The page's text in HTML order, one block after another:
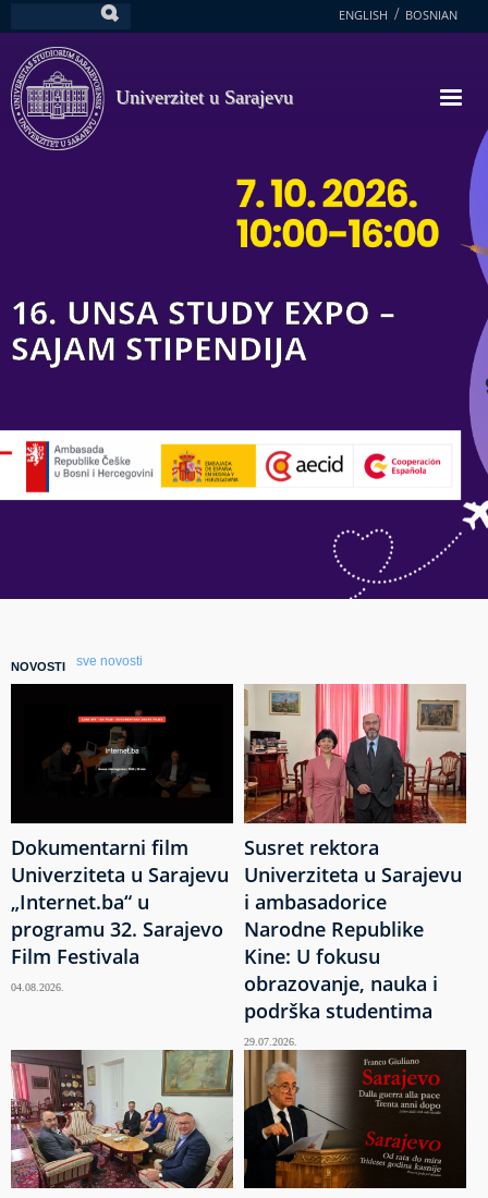
na
glavni
sadržaj
ENGLISH BOSNIAN
Univerzitet u Sarajevu
16. UNSA STUDY EXPO –
SAJAM STIPENDIJA
NOVOSTI sve novosti
Dokumentarni film
Univerziteta u Sarajevu
„Internet.ba“ u
programu 32. Sarajevo
Film Festivala
04.08.2026.
Susret rektora
Univerziteta u Sarajevu
i ambasadorice
Narodne Republike
Kine: U fokusu
obrazovanje, nauka i
podrška studentima
29.07.2026.